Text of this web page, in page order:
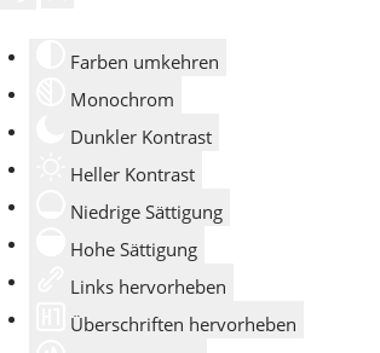
Farben umkehren
Monochrom
Dunkler Kontrast
Heller Kontrast
Niedrige Sättigung
Hohe Sättigung
Links hervorheben
Überschriften hervorheben